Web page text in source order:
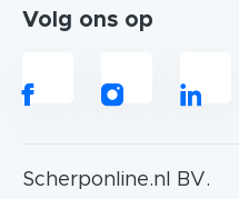
Volg ons op
Scherponline.nl BV.